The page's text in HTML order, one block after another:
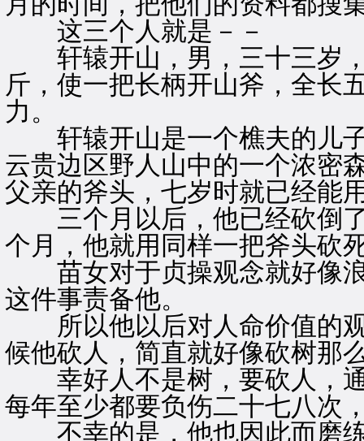
这三个人就是－－
轩辕开山，男，三十三岁，
斤，使一把长柄开山斧，全长
力。
轩辕开山是一个樵夫的儿子
云贵边区野人山中的一个浓密
父亲的斧头，七岁时就已经能
三个月以后，他已经砍倒了
个月，他就用同样一把斧头砍
苗女对于贞操观念就好像浪
这件事责备他。
所以他以后对人命价值的观
候他砍人，简直就好像砍树那
幸好人不是树，要砍人，通
每年至少都要负伤二十七八次
不幸的是，他也因此而磨练